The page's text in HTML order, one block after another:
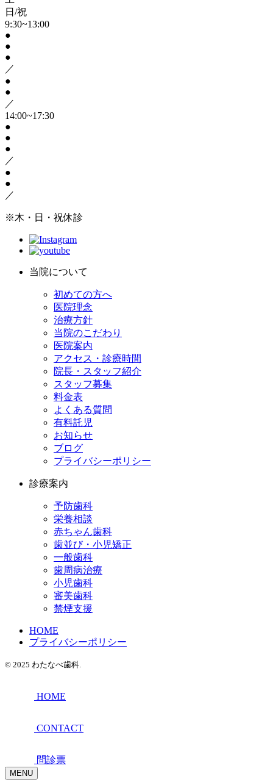
日/祝
9:30~13:00
●
●
●
／
●
●
／
14:00~17:30
●
●
●
／
●
●
／
※木・日・祝休診
当院について
初めての方へ
医院理念
治療方針
当院のこだわり
医院案内
アクセス・診療時間
院長・スタッフ紹介
スタッフ募集
料金表
よくある質問
有料託児
お知らせ
ブログ
プライバシーポリシー
診療案内
予防歯科
栄養相談
赤ちゃん歯科
歯並び・小児矯正
一般歯科
歯周病治療
小児歯科
審美歯科
禁煙支援
HOME
プライバシーポリシー
© 2025 わたなべ歯科.
HOME
CONTACT
問診票
MENU